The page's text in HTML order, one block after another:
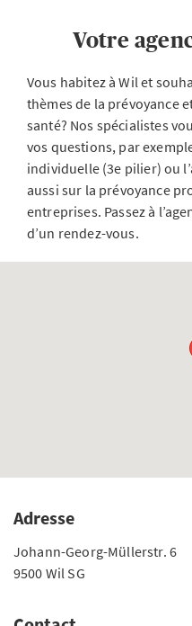
Votre
Vous habitez à Wil et
thèmes de la prévoyance
santé? Nos spécialistes
vos questions, par
individuelle (3e pilier) ou
aussi sur la prévoyance
entreprises. Passez à
d’un rendez-vous.
Adresse
Johann-Georg-Müllerstr. 6
9500 Wil SG